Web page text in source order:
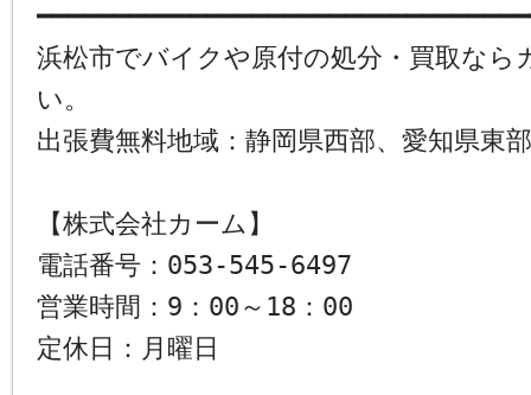
浜松市でバイクや原付の処分・買取なら
い。
出張費無料地域：静岡県西部、愛知県東部
【株式会社カーム】
電話番号：053-545-6497
営業時間：9：00～18：00
定休日：月曜日